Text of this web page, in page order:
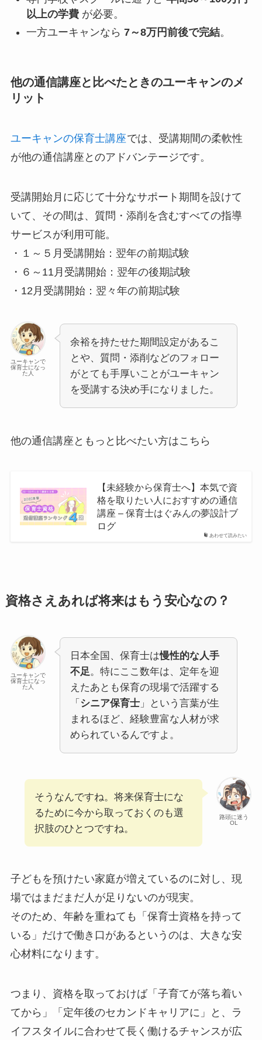
以上の学費が必要。
一方ユーキャンなら 7～8万円前後で完結。
他の通信講座と比べたときのユーキャンのメ
リット
ユーキャンの保育士講座では、受講期間の柔軟性
が他の通信講座とのアドバンテージです。
受講開始月に応じて十分なサポート期間を設けて
いて、その間は、質問・添削を含むすべての指導
サービスが利用可能。
・１～５月受講開始：翌年の前期試験
・６～11月受講開始：翌年の後期試験
・12月受講開始：翌々年の前期試験
ユーキャンで
保育士になっ
た人
余裕を持たせた期間設定があるこ
とや、質問・添削などのフォロー
がとても手厚いことがユーキャン
を受講する決め手になりました。
他の通信講座ともっと比べたい方はこちら
あわせて読みたい
【未経験から保育士へ】本気で資
格を取りたい人におすすめの通信
講座 – 保育士はぐみんの夢設計ブ
ログ
資格さえあれば将来はもう安心なの？
ユーキャンで
保育士になっ
た人
日本全国、保育士は慢性的な人手
不足 。特にここ数年は、定年を迎
えたあとも保育の現場で活躍する
「 シニア保育士」という言葉が生
まれるほど、経験豊富な人材が求
められているんですよ。
路頭に迷う
OL
そうなんですね。将来保育士にな
るために今から取っておくのも選
択肢のひとつですね。
子どもを預けたい家庭が増えているのに対し、現
場ではまだまだ人が足りないのが現実。
そのため、年齢を重ねても「保育士資格を持って
いる」だけで働き口があるというのは、大きな安
心材料になります。
つまり、資格を取っておけば「子育てが落ち着い
てから」「定年後のセカンドキャリアに」と、ラ
イフスタイルに合わせて長く働けるチャンスが広